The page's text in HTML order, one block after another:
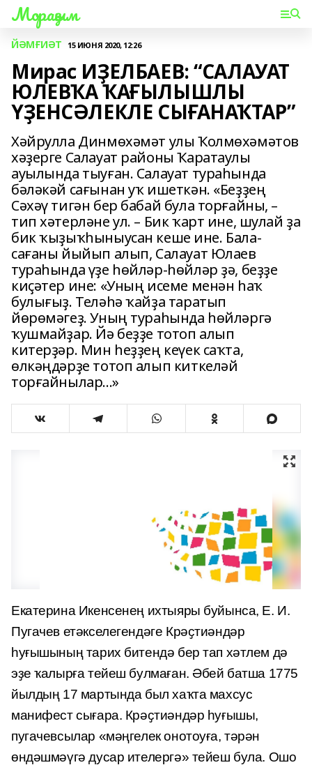
Мораҙым
ЙӘМҒИӘТ 15 ИЮНЯ 2020, 12:26
Мирас ИҘЕЛБАЕВ: “САЛАУАТ
ЮЛЕВҠА ҠАҒЫЛЫШЛЫ
ҮҘЕНСӘЛЕКЛЕ СЫҒАНАҠТАР”
Хәйрулла Динмөхәмәт улы Ҡолмөхәмәтов
хәҙерге Салауат районы Ҡаратаулы
ауылында тыуған. Салауат тураһында
бәләкәй сағынан уҡ ишеткән. «Беҙҙең
Сәхәү тигән бер бабай була торғайны, –
тип хәтерләне ул. – Бик ҡарт ине, шулай ҙа
бик ҡыҙыҡһыныусан кеше ине. Бала-
сағаны йыйып алып, Салауат Юлаев
тураһында үҙе һөйләр-һөйләр ҙә, беҙҙе
киҫәтер ине: «Уның исеме менән һаҡ
булығыҙ. Теләһә ҡайҙа таратып
йөрөмәгеҙ. Уның тураһында һөйләргә
ҡушмайҙар. Йә беҙҙе тотоп алып
китерҙәр. Мин һеҙҙең кеүек саҡта,
өлкәңдәрҙе тотоп алып киткеләй
торғайнылар...»
Екатерина Икенсенең ихтыяры буйынса, Е. И.
Пугачев етәкселегендәге Крәҫтиәндәр
һуғышының тарих битендә бер тап хәтлем дә
эҙе ҡалырға тейеш булмаған. Әбей батша 1775
йылдың 17 мартында был хаҡта махсус
манифест сығара. Крәҫтиәндәр һуғышы,
пугачевсылар «мәңгелек онотоуға, тәрән
өндәшмәүгә дусар ителергә» тейеш була. Ошо